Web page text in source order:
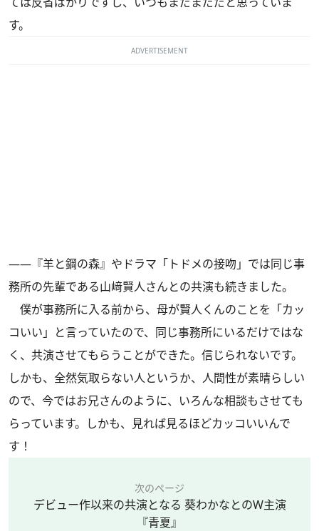
す。
ADVERTISEMENT
――『羊と鋼の森』やドラマ「トドメの接吻」では同じ事
務所の先輩である山﨑賢人さんとの共演も続きました。
僕が事務所に入る前から、母が賢人くんのことを「カッ
コいい」と言っていたので、同じ事務所にいるだけではな
く、共演させてもらうことができた。信じられないです。
しかも、全然気取らない人というか、人間性が素晴らしい
ので、今ではお兄さんのように、いろんな相談もさせても
らっています。しかも、見れば見るほどカッコいいんで
す！
次のページ
デビュー作以来の共演となる 葵わかなとのW主演
『青夏』